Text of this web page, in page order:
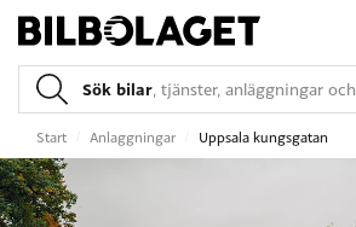
Sök bilar, tjänster, anläggningar
Start Anlaggningar Uppsala kungsgatan